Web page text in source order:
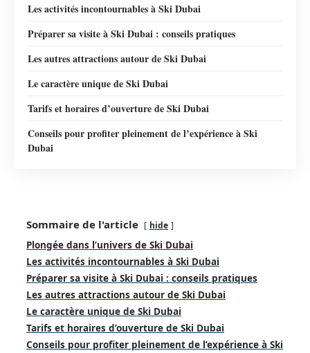
Les activités incontournables à Ski Dubai
Préparer sa visite à Ski Dubai : conseils pratiques
Les autres attractions autour de Ski Dubai
Le caractère unique de Ski Dubai
Tarifs et horaires d’ouverture de Ski Dubai
Conseils pour profiter pleinement de l’expérience à Ski
Dubai
Sommaire de l'article hide
Plongée dans l’univers de Ski Dubai
Les activités incontournables à Ski Dubai
Préparer sa visite à Ski Dubai : conseils pratiques
Les autres attractions autour de Ski Dubai
Le caractère unique de Ski Dubai
Tarifs et horaires d’ouverture de Ski Dubai
Conseils pour profiter pleinement de l’expérience à Ski